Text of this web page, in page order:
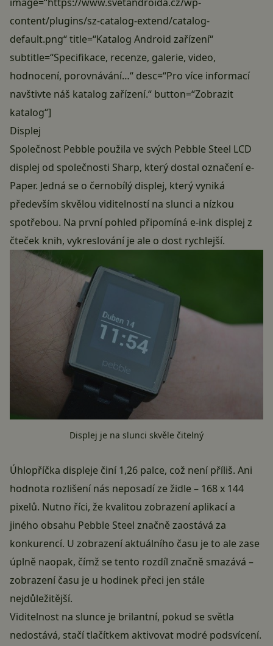
image=“https://www.svetandroida.cz/wp-
content/plugins/sz-catalog-extend/catalog-
default.png“ title=“Katalog Android zařízení“
subtitle=“Specifikace, recenze, galerie, video,
hodnocení, porovnávání…“ desc=“Pro více informací
navštivte náš katalog zařízení.“ button=“Zobrazit
katalog“]
Displej
Společnost Pebble použila ve svých Pebble Steel LCD
displej od společnosti Sharp, který dostal označení e-
Paper. Jedná se o černobílý displej, který vyniká
především skvělou viditelností na slunci a nízkou
spotřebou. Na první pohled připomíná e-ink displej z
čteček knih, vykreslování je ale o dost rychlejší.
Displej je na slunci skvěle čitelný
Úhlopříčka displeje činí 1,26 palce, což není příliš. Ani
hodnota rozlišení nás neposadí ze židle – 168 x 144
pixelů. Nutno říci, že kvalitou zobrazení aplikací a
jiného obsahu Pebble Steel značně zaostává za
konkurencí. U zobrazení aktuálního času je to ale zase
úplně naopak, čímž se tento rozdíl značně smazává –
zobrazení času je u hodinek přeci jen stále
nejdůležitější.
Viditelnost na slunce je brilantní, pokud se světla
nedostává, stačí tlačítkem aktivovat modré podsvícení.